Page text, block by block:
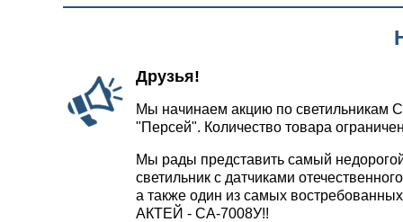
Друзья!
Мы начинаем акцию по светильникам
"Персей". Количество товара
Мы рады представить самый
светильник с датчиками
а также один из самых
АКТЕЙ - СА-7008У!!